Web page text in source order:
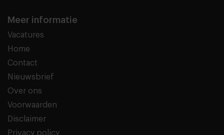
Meer informatie
Vacatures
Home
Contact
Nieuwsbrief
Over ons
Voorwaarden
Disclaimer
Privacy policy